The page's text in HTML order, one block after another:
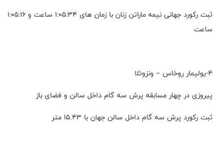
ثبت رکورد جهانی نیمه ماراتن زنان با زمان های ۱:۰۵:۳۴ ساعت و ۱:۰۵:۱۶
ساعت
۴-یولیمار روخاس – ونزوئلا
پیروزی در چهار مسابقه پرش سه گام داخل سالن و فضای باز
ثبت رکورد پرش سه گام داخل سالن جهان با ۱۵.۴۳ متر